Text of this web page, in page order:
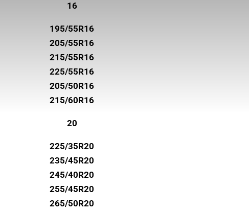
16
195/55R16
205/55R16
215/55R16
225/55R16
205/50R16
215/60R16
20
225/35R20
235/45R20
245/40R20
255/45R20
265/50R20